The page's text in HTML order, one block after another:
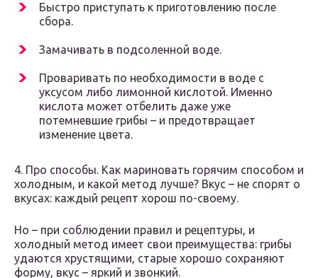
Быстро приступать к приготовлению после
сбора.
Замачивать в подсоленной воде.
Проваривать по необходимости в воде с
уксусом либо лимонной кислотой. Именно
кислота может отбелить даже уже
потемневшие грибы – и предотвращает
изменение цвета.
4. Про способы. Как мариновать горячим способом и
холодным, и какой метод лучше? Вкус – не спорят о
вкусах: каждый рецепт хорош по-своему.
Но – при соблюдении правил и рецептуры, и
холодный метод имеет свои преимущества: грибы
удаются хрустящими, старые хорошо сохраняют
форму, вкус – яркий и звонкий.